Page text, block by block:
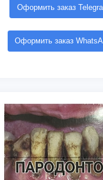
Оформить заказ
Оформить заказ